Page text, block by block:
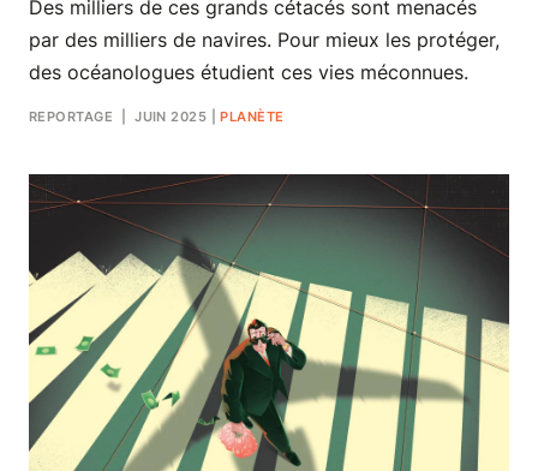
Des milliers de ces grands cétacés sont menacés
par des milliers de navires. Pour mieux les protéger,
des océanologues étudient ces vies méconnues.
REPORTAGE | JUIN 2025 |PLANÈTE